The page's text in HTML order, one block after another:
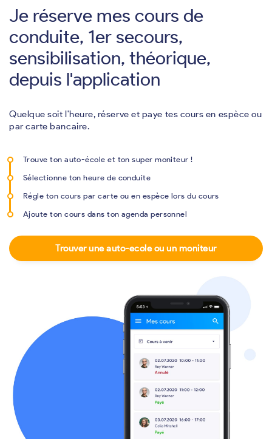
Je réserve mes cours de
conduite, 1er secours,
sensibilisation, théorique,
depuis l'application
Quelque soit l'heure, réserve et paye tes cours en espèce ou
par carte bancaire.
Trouve ton auto-école et ton super moniteur !
Sélectionne ton heure de conduite
Régle ton cours par carte ou en espèce lors du cours
Ajoute ton cours dans ton agenda personnel
Trouver une auto-ecole ou un moniteur